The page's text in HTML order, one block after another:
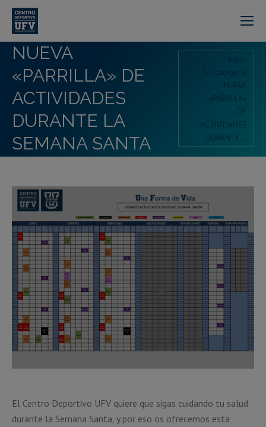
NUEVA
«PARRILLA» DE
ACTIVIDADES
DURANTE LA
SEMANA SANTA
Inicio
Sin categoría
NUEVA
«PARRILLA»
DE
ACTIVIDADES
DURANTE…
El Centro Deportivo UFV quiere que sigas cuidando tu salud
durante la Semana Santa, y por eso os ofrecemos esta